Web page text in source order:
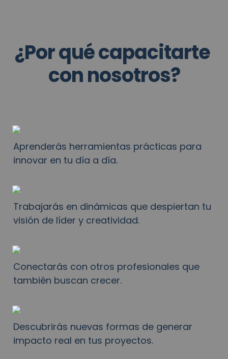
¿Por qué capacitarte
con nosotros?
Aprenderás herramientas prácticas para
innovar en tu día a día.
Trabajarás en dinámicas que despiertan tu
visión de líder y creatividad.
Conectarás con otros profesionales que
también buscan crecer.
Descubrirás nuevas formas de generar
impacto real en tus proyectos.